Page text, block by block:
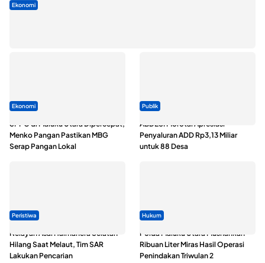
Ekonomi
Ekonomi
SPPG di Maluku Utara Dipercepat,
Menko Pangan Pastikan MBG
Serap Pangan Lokal
Publik
ABDESI Morotai Apresiasi
Penyaluran ADD Rp3,13 Miliar
untuk 88 Desa
Peristiwa
Nelayan Asal Halmahera Selatan
Hilang Saat Melaut, Tim SAR
Lakukan Pencarian
Hukum
Polda Maluku Utara Musnahkan
Ribuan Liter Miras Hasil Operasi
Penindakan Triwulan 2